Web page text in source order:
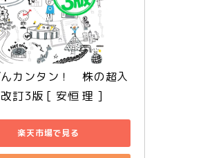
カンタン！　株の超入
訂3版 [ 安恒 理 ]
楽天市場で見る